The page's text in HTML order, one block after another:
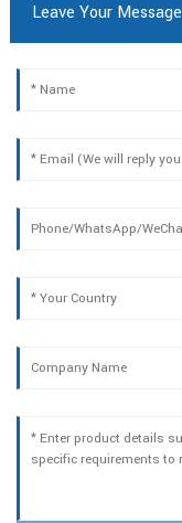
Leave Your Message